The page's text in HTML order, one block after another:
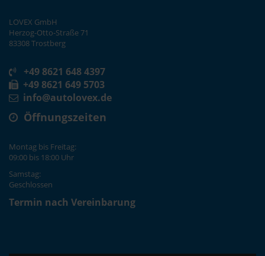
LOVEX GmbH
Herzog-Otto-Straße 71
83308 Trostberg
+49 8621 648 4397
+49 8621 649 5703
info@autolovex.de
Öffnungszeiten
Montag bis Freitag:
09:00 bis 18:00 Uhr
Samstag:
Geschlossen
Termin nach Vereinbarung